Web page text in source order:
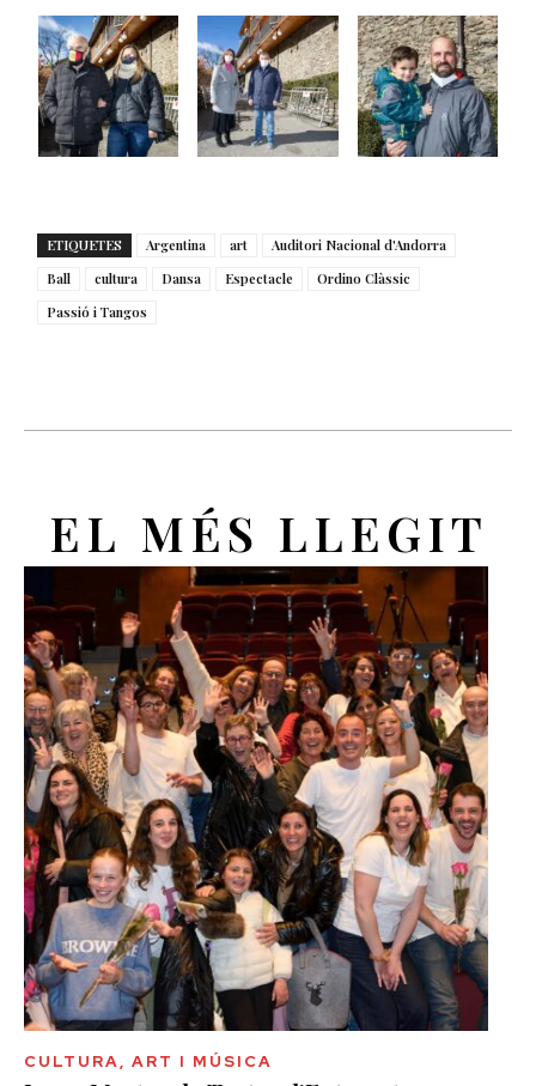
ETIQUETES Argentina art
Auditori Nacional d'Andorra
Ball
cultura Dansa Espectacle
Ordino Clàssic
Passió i Tangos
EL MÉS LLEGIT
CULTURA, ART I MÚSICA